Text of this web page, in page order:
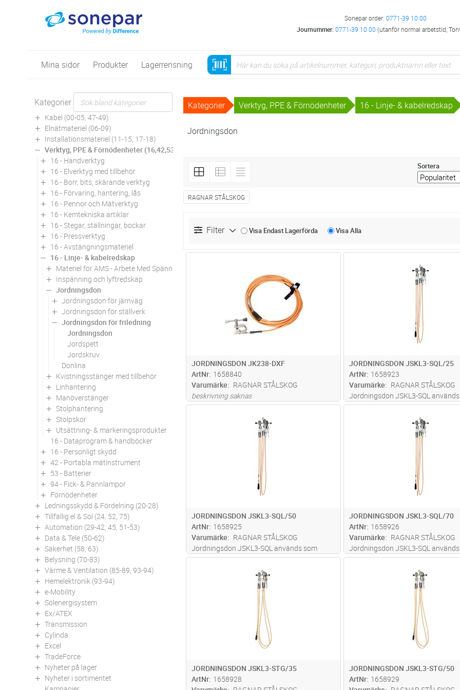
Sonepar order: 0771-39 10 00
Journummer:0771-39 10 00 (utanför normal arbetstid,
Mina sidor Produkter Lagerrensning
Kategorier
Kabel (00-05, 47-49)
Elnätmateriel (06-09)
Installationsmateriel (11-15, 17-18)
Verktyg, PPE & Förnödenheter (16,42,53,94)
16 - Handverktyg
16 - Elverktyg med tillbehör
16 - Borr, bits, skärande verktyg
16 - Förvaring, hantering, lås
16 - Pennor och Mätverktyg
16 - Kemtekniska artiklar
16 - Stegar, ställningar, bockar
16 - Pressverktyg
16 - Avstängningsmateriel
16 - Linje- & kabelredskap
Materiel för AMS - Arbete Med Spänning
Inspänning och lyftredskap
Jordningsdon
Jordningsdon för järnväg
Jordningsdon för ställverk
Jordningsdon för friledning
Jordningsdon
Jordspett
Jordskruv
Donlina
Kvistningsstänger med tillbehör
Linhantering
Manöverstänger
Stolphantering
Stolpskor
Utsättning- & markeringsprodukter
16 - Dataprogram & handböcker
16 - Personligt skydd
42 - Portabla mätinstrument
53 - Batterier
94 - Fick- & Pannlampor
Förnödenheter
Ledningsskydd & Fördelning (20-28)
Tillfällig el & Sol (24, 52, 75)
Automation (29-42, 45, 51-53)
Data & Tele (50-62)
Säkerhet (58, 63)
Belysning (70-83)
Värme & Ventilation (85-89, 93-94)
Hemelektronik (93-94)
e-Mobility
Solenergisystem
Ex/ATEX
Transmission
Cylinda
Excel
TradeForce
Nyheter på lager
Nyheter i sortimentet
Kategorier Verktyg, PPE & Förnödenheter 16 - Linje- & kabelredskap
Jordningsdon
Sortera
RAGNAR STÅLSKOG
Filter Visa Endast Lagerförda VisaAlla
JORDNINGSDON JK238-DXF
ArtNr 1658840
Varumärke
RAGNAR STÅLSKOG
beskrivning saknas
Lägg i
JORDNINGSDON JSKL3-SQL/25
ArtNr 1658923
Varumärke
RAGNAR STÅLSKOG
Jordningsdon JSKL3-SQL
linjejordningsdon för friledning,
högspänning 0,4 - 52 kV.
försett med snabblåsningsklämma
SQL Max Märkström 5,7 kA/1s,
Lägg i kundvagn
JORDNINGSDON JSKL3-SQL/50
ArtNr 1658925
Varumärke
RAGNAR STÅLSKOG
Jordningsdon JSKL3-SQL används som
linjejordningsdon för friledning, låg- och
högspänning 0,4 - 52 kV. Jordningsdonet är
försett med snabblåsningsklämma JSKL-
SQL Max Märkström 11,5 kA/1s,
Lägg i
JORDNINGSDON JSKL3-SQL/70
ArtNr 1658926
Varumärke
RAGNAR STÅLSKOG
Jordningsdon JSKL3-SQL
linjejordningsdon för friledning,
högspänning 0,4 - 52 kV.
försett med snabblåsningsklämma
SQL Max Märkström 16,0 kA/1s,
Lägg i kundvagn
JORDNINGSDON JSKL3-STG/35
ArtNr 1658928
Lägg i
JORDNINGSDON JSKL3-STG/50
ArtNr 1658929